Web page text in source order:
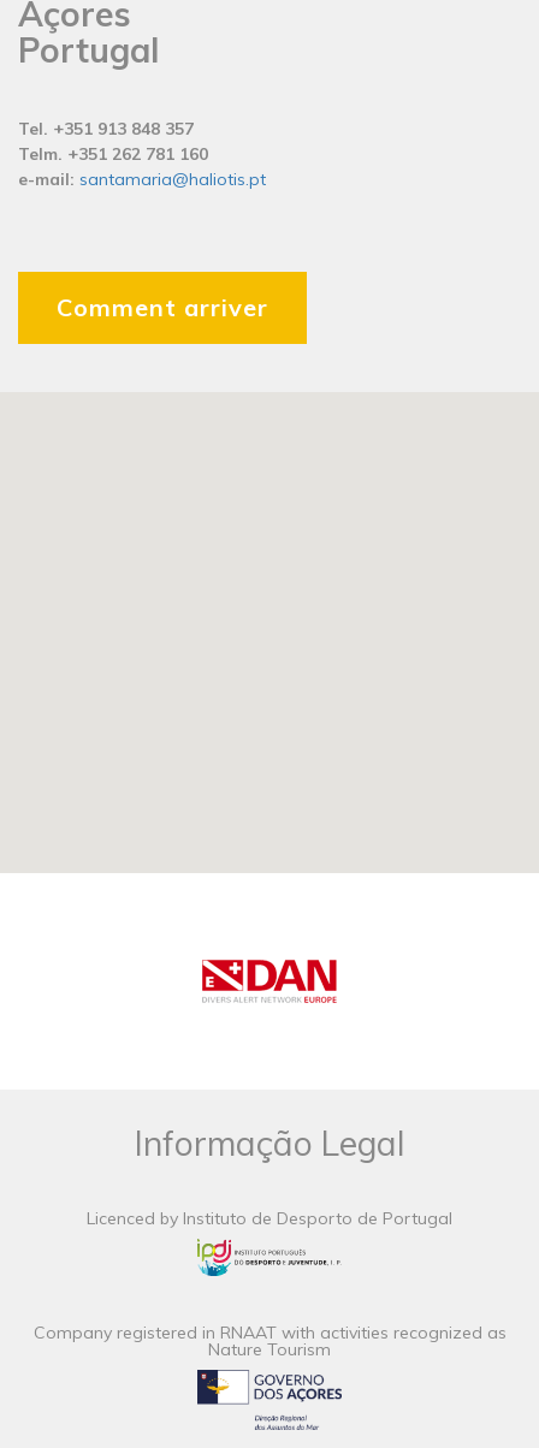
Açores
Portugal
Tel. +351 913 848 357
Telm. +351 262 781 160
e-mail: santamaria@haliotis.pt
Comment arriver
Informação Legal
Licenced by Instituto de Desporto de Portugal
Company registered in RNAAT with activities recognized as
Nature Tourism